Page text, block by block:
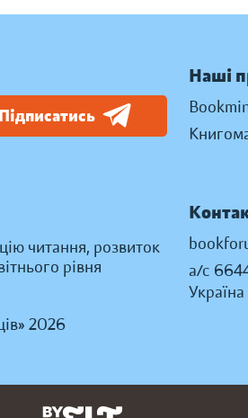
Підписатись
читання, розвиток
рівня
2026
Наші
а/с
Україна